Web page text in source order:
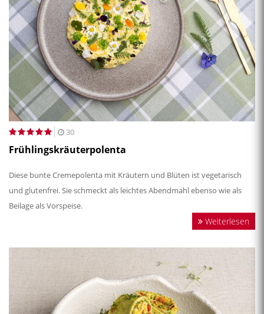
30
Frühlingskräuterpolenta
Diese bunte Cremepolenta mit Kräutern und Blüten ist vegetarisch
und glutenfrei. Sie schmeckt als leichtes Abendmahl ebenso wie als
Beilage als Vorspeise.
Weiterlesen